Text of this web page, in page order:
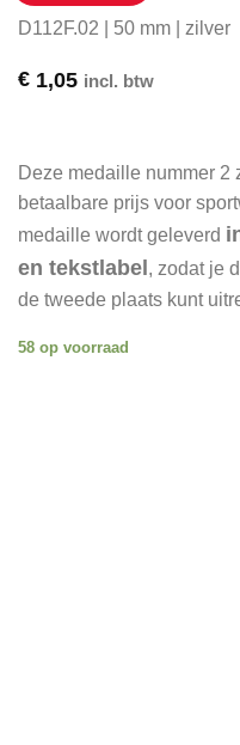
D112F.02 | 50 mm | zilver
€ 1,05 incl. btw
Deze medaille nummer 2
betaalbare prijs voor
medaille wordt geleverd
en tekstlabel, zodat je
de tweede plaats kunt
58 op voorraad